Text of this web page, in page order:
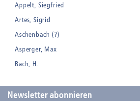
Appelt, Siegfried
Artes, Sigrid
Aschenbach (?)
Asperger, Max
Bach, H.
Balden, Theo , eigentlich Otto Koehler
Newsletter abonnieren